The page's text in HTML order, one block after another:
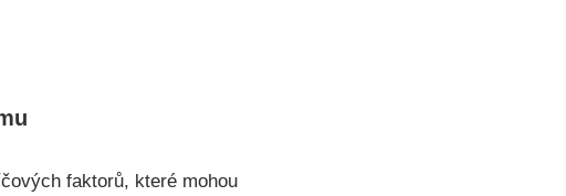
faktorů, které mohou